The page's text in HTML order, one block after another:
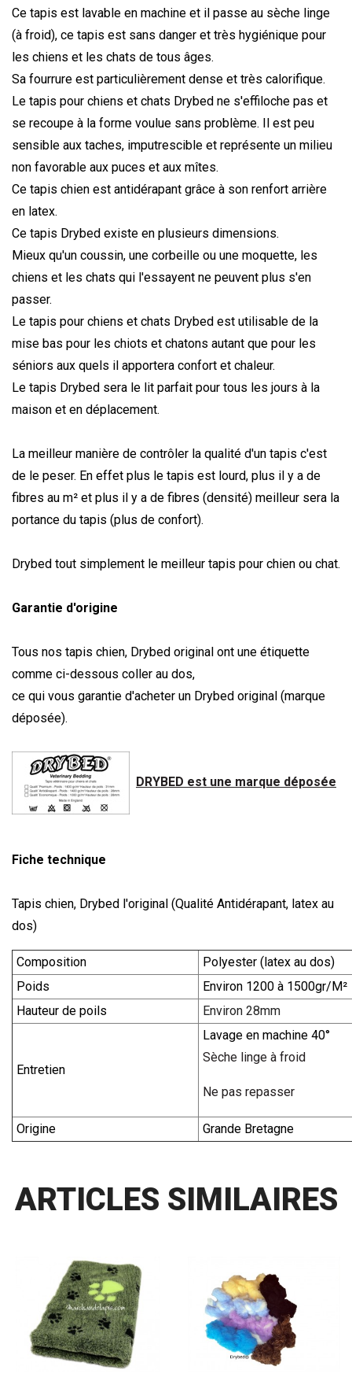
Ce tapis est lavable en machine et il passe au sèche linge
(à froid), ce tapis est sans danger et très hygiénique pour
les chiens et les chats de tous âges.
Sa fourrure est particulièrement dense et très calorifique.
Le tapis pour chiens et chats Drybed ne s'effiloche pas et
se recoupe à la forme voulue sans problème. Il est peu
sensible aux taches, imputrescible et représente un milieu
non favorable aux puces et aux mîtes.
Ce tapis chien est antidérapant grâce à son renfort arrière
en latex.
Ce tapis Drybed existe en plusieurs dimensions.
Mieux qu'un coussin, une corbeille ou une moquette, les
chiens et les chats qui l'essayent ne peuvent plus s'en
passer.
Le tapis pour chiens et chats Drybed est utilisable de la
mise bas pour les chiots et chatons autant que pour les
séniors aux quels il apportera confort et chaleur.
Le tapis Drybed sera le lit parfait pour tous les jours à la
maison et en déplacement.
La meilleur manière de contrôler la qualité d'un tapis c'est
de le peser. En effet plus le tapis est lourd, plus il y a de
fibres au m² et plus il y a de fibres (densité) meilleur sera la
portance du tapis (plus de confort).
Drybed tout simplement le meilleur tapis pour chien ou chat.
Garantie d'origine
Tous nos tapis chien, Drybed original ont une étiquette
comme ci-dessous coller au dos,
ce qui vous garantie d'acheter un Drybed original (marque
déposée).
DRYBED est une marque déposée
Fiche technique
Tapis chien, Drybed l'original (Qualité Antidérapant, latex au
dos)
Composition
Polyester (latex au dos)
Poids
Environ 1200 à 1500gr/M²
Hauteur de poils
Environ 28mm
Entretien
Lavage en machine 40°
Sèche linge à froid
Ne pas repasser
Origine Grande Bretagne
ARTICLES SIMILAIRES